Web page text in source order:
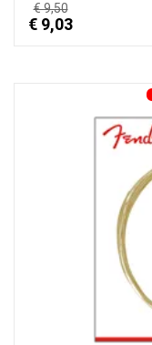
€ 9,50
€ 9,03